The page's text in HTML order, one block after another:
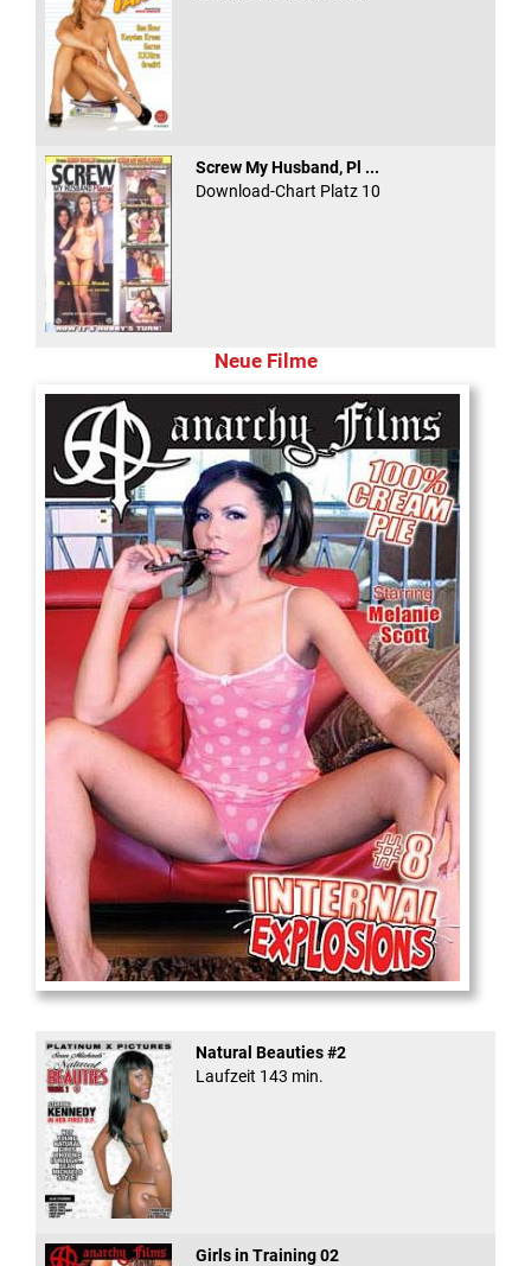
Screw My Husband, Pl ...
Download-Chart Platz 10
Neue Filme
Internal Explosionen
Natural Beauties #2
Laufzeit 143 min.
Girls in Training 02